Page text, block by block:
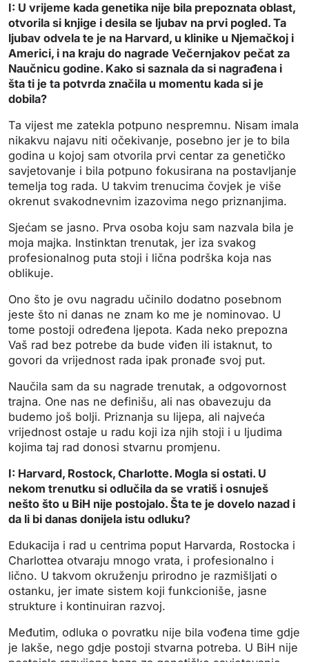
I: U vrijeme kada genetika nije bila prepoznata oblast,
otvorila si knjige i desila se ljubav na prvi pogled. Ta
ljubav odvela te je na Harvard, u klinike u Njemačkoj i
Americi, i na kraju do nagrade Večernjakov pečat za
Naučnicu godine. Kako si saznala da si nagrađena i
šta ti je ta potvrda značila u momentu kada si je
dobila?
Ta vijest me zatekla potpuno nespremnu. Nisam imala
nikakvu najavu niti očekivanje, posebno jer je to bila
godina u kojoj sam otvorila prvi centar za genetičko
savjetovanje i bila potpuno fokusirana na postavljanje
temelja tog rada. U takvim trenucima čovjek je više
okrenut svakodnevnim izazovima nego priznanjima.
Sjećam se jasno. Prva osoba koju sam nazvala bila je
moja majka. Instinktan trenutak, jer iza svakog
profesionalnog puta stoji i lična podrška koja nas
oblikuje.
Ono što je ovu nagradu učinilo dodatno posebnom
jeste što ni danas ne znam ko me je nominovao. U
tome postoji određena ljepota. Kada neko prepozna
Vaš rad bez potrebe da bude viđen ili istaknut, to
govori da vrijednost rada ipak pronađe svoj put.
Naučila sam da su nagrade trenutak, a odgovornost
trajna. One nas ne definišu, ali nas obavezuju da
budemo još bolji. Priznanja su lijepa, ali najveća
vrijednost ostaje u radu koji iza njih stoji i u ljudima
kojima taj rad donosi stvarnu promjenu.
I: Harvard, Rostock, Charlotte. Mogla si ostati. U
nekom trenutku si odlučila da se vratiš i osnuješ
nešto što u BiH nije postojalo. Šta te je dovelo nazad i
da li bi danas donijela istu odluku?
Edukacija i rad u centrima poput Harvarda, Rostocka i
Charlottea otvaraju mnogo vrata, i profesionalno i
lično. U takvom okruženju prirodno je razmišljati o
ostanku, jer imate sistem koji funkcioniše, jasne
strukture i kontinuiran razvoj.
Međutim, odluka o povratku nije bila vođena time gdje
je lakše, nego gdje postoji stvarna potreba. U BiH nije